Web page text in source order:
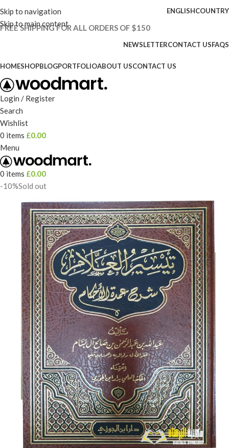
Skip to navigation
Skip to main content
ENGLISHCOUNTRY
FREE SHIPPING FOR ALL ORDERS OF $150
NEWSLETTERCONTACT USFAQS
HOMESHOPBLOGPORTFOLIOABOUT USCONTACT US
Login / Register
Search
Wishlist
0 items £0.00
Menu
0 items £0.00
-10%Sold out